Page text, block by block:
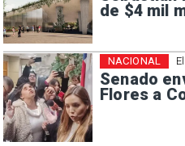
de $4 mil
Senado
Flores a
NACIONAL